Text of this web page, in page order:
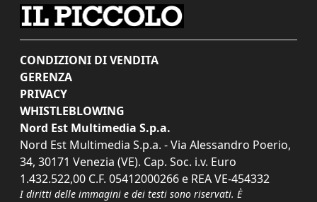
CONDIZIONI DI VENDITA
GERENZA
PRIVACY
WHISTLEBLOWING
Nord Est Multimedia S.p.a.
Nord Est Multimedia S.p.a. - Via Alessandro Poerio,
34, 30171 Venezia (VE). Cap. Soc. i.v. Euro
1.432.522,00 C.F. 05412000266 e REA VE-454332
I diritti delle immagini e dei testi sono riservati. È